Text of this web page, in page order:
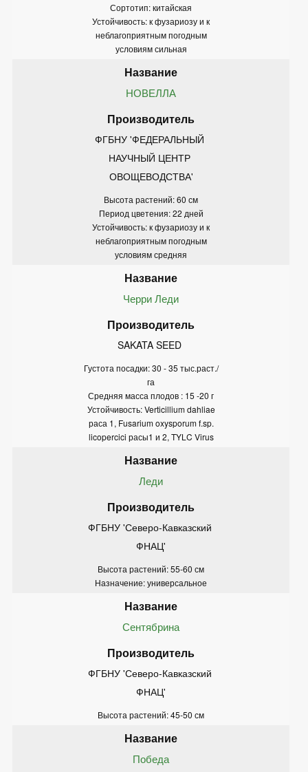
Сортотип: китайская
Устойчивость: к фузариозу и к
неблагоприятным погодным
условиям сильная
НОВЕЛЛА
ФГБНУ 'ФЕДЕРАЛЬНЫЙ
НАУЧНЫЙ ЦЕНТР
ОВОЩЕВОДСТВА'
Высота растений: 60 см
Период цветения: 22 дней
Устойчивость: к фузариозу и к
неблагоприятным погодным
условиям средняя
Черри Леди
SAKATA SEED
Густота посадки: 30 - 35 тыс.раст./
га
Средняя масса плодов : 15 -20 г
Устойчивость: Verticillium dahliae
раса 1, Fusarium oxysporum f.sp.
licopercici расы1 и 2, TYLC Virus
Леди
ФГБНУ 'Северо-Кавказский
ФНАЦ'
Высота растений: 55-60 см
Назначение: универсальное
Сентябрина
ФГБНУ 'Северо-Кавказский
ФНАЦ'
Высота растений: 45-50 см
Победа